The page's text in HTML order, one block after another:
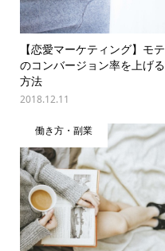
【恋愛マーケティング】モテ
のコンバージョン率を上げる
方法
2018.12.11
働き方・副業